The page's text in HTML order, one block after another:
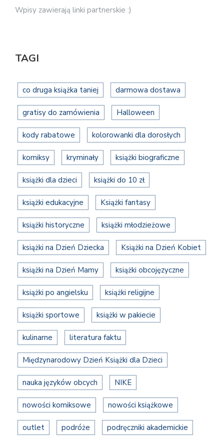
Wpisy zawierają linki partnerskie :)
TAGI
co druga książka taniej darmowa dostawa
gratisy do zamówienia Halloween
kody rabatowe kolorowanki dla dorosłych
komiksy kryminały książki biograficzne
książki dla dzieci książki do 10 zł
książki edukacyjne Książki fantasy
książki historyczne książki młodzieżowe
książki na Dzień Dziecka Książki na Dzień Kobiet
książki na Dzień Mamy książki obcojęzyczne
książki po angielsku książki religijne
książki sportowe książki w pakiecie
kulinarne literatura faktu
Międzynarodowy Dzień Książki dla Dzieci
nauka języków obcych NIKE
nowości komiksowe nowości książkowe
outlet podróże podręczniki akademickie